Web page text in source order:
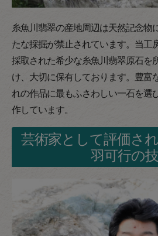
糸魚川翡翠の産地周辺は天然記念物
たな採掘が禁止されています。当工
採取された希少な糸魚川翡翠原石を
け、大切に保有しております。豊富
れの作品に最もふさわしい一石を選
作しています。
芸術家として評価さ
羽可行の